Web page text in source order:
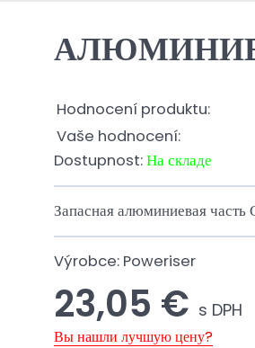
Hodnocení produktu:
Vaše hodnocení:
Dostupnost:На складе
Запасная алюминиевая часть
Výrobce: Poweriser
23,05 € s DPH
Вы нашли лучшую цену?